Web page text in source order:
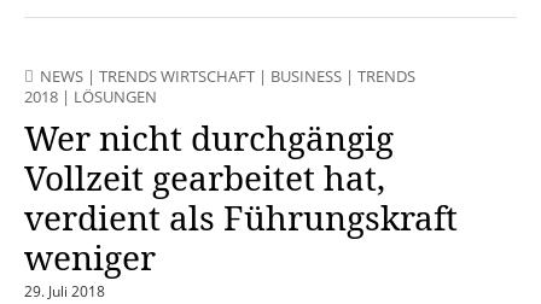
NEWS | TRENDS WIRTSCHAFT | BUSINESS | TRENDS
2018 | LÖSUNGEN
Wer nicht durchgängig
Vollzeit gearbeitet hat,
verdient als Führungskraft
weniger
29. Juli 2018